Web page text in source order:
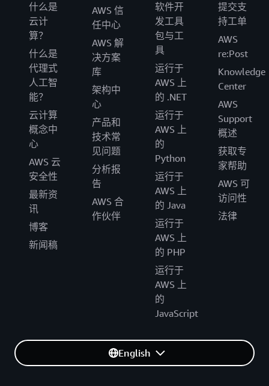
什么是
云计
算？
什么是
代理式
人工智
能？
云计算
概念中
心
AWS 云
安全性
最新资
讯
博客
新闻稿
AWS 信
任中心
AWS 解
决方案
库
架构中
心
产品和
技术常
见问题
分析报
告
AWS 合
作伙伴
软件开
发工具
包与工
具
运行于
AWS 上
的 .NET
运行于
AWS 上
的
Python
运行于
AWS 上
的 Java
运行于
AWS 上
的 PHP
运行于
AWS 上
的
JavaScript
提交支
持工单
AWS
re:Post
Knowledge
Center
AWS
Support
概述
获取专
家帮助
AWS 可
访问性
法律
English